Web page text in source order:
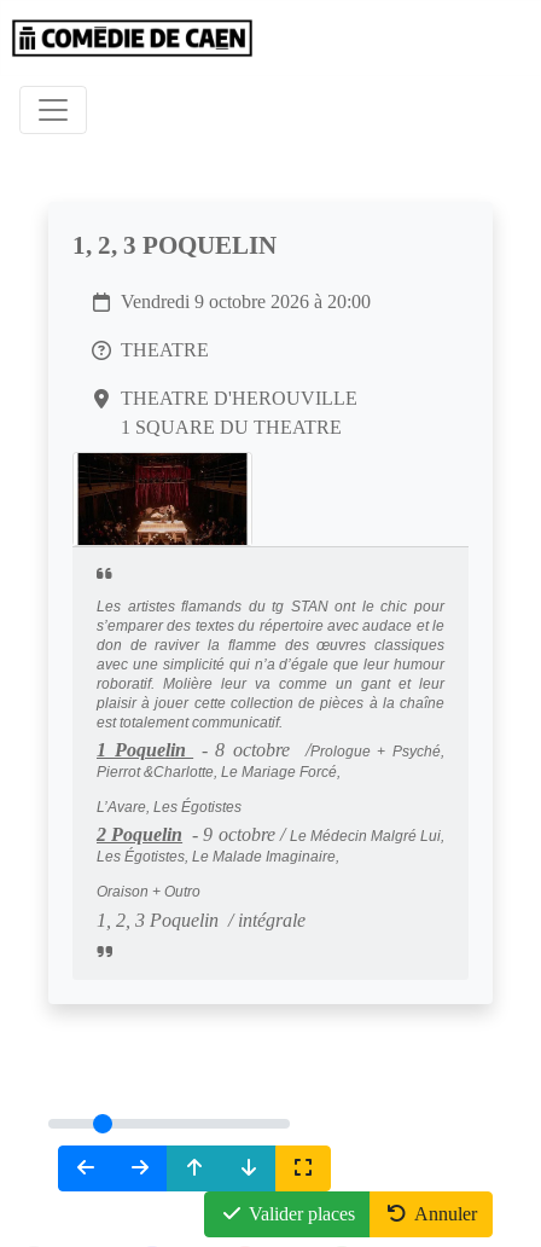
1, 2, 3 POQUELIN
Vendredi 9 octobre 2026 à 20:00
THEATRE
THEATRE D'HEROUVILLE
1 SQUARE DU THEATRE
Les artistes flamands du tg STAN ont le chic pour
s’emparer des textes du répertoire avec audace et le
don de raviver la flamme des œuvres classiques
avec une simplicité qui n’a d’égale que leur humour
roboratif. Molière leur va comme un gant et leur
plaisir à jouer cette collection de pièces à la chaîne
est totalement communicatif.
1 Poquelin - 8 octobre /Prologue + Psyché,
Pierrot &Charlotte, Le Mariage Forcé,
L’Avare, Les Égotistes
2 Poquelin - 9 octobre /Le Médecin Malgré Lui,
Les Égotistes, Le Malade Imaginaire,
Oraison + Outro
1, 2, 3 Poquelin / intégrale
Valider places Annuler